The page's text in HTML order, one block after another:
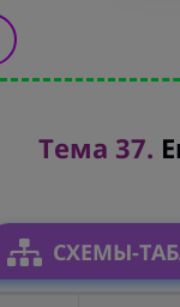
Тема 37.
СХЕМЫ-